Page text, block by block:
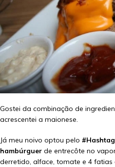
Gostei da combinação de
acrescentei a maionese.
Já meu noivo optou pelo
hambúrguer de entrecôte no
derretido, alface, tomate e 4